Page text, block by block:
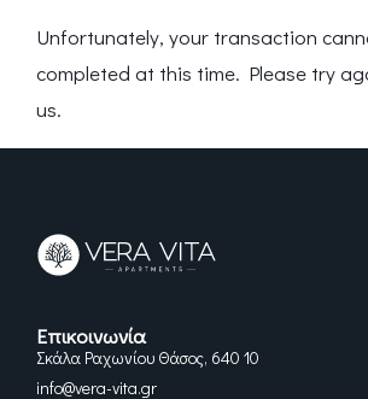
Unfortunately, your transaction
completed at this time. Please try
us.
Επικοινωνία
Σκάλα Ραχωνίου Θάσος, 640 10
info@vera-vita.gr